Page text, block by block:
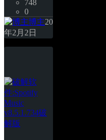
748
0
博主20
年2月2日